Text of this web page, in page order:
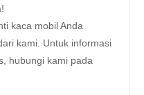
kaca mobil Anda
kami. Untuk informasi
hubungi kami pada